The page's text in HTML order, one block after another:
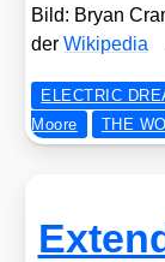
Bild: Bryan
derWiki­pe­dia
ELECTRIC
Moore
THE